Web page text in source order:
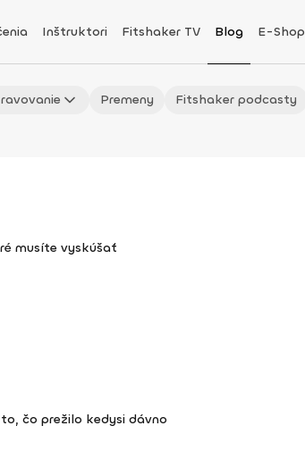
Inštruktori Fitshaker TV Blog E-Shop
Premeny Fitshaker podcasty
musíte vyskúšať
čo prežilo kedysi dávno